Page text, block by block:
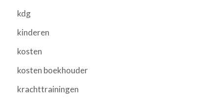
kdg
kinderen
kosten
kosten boekhouder
krachttrainingen